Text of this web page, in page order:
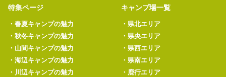
特集ページ
・ 春夏キャンプの魅力
・ 秋冬キャンプの魅力
・ 山間キャンプの魅力
・ 海辺キャンプの魅力
・ 川辺キャンプの魅力
キャンプ場一覧
・ 県北エリア
・ 県央エリア
・ 県西エリア
・ 県南エリア
・ 鹿行エリア